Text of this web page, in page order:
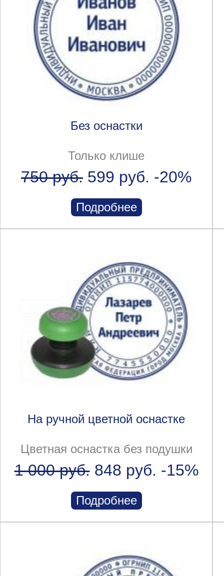
Без оснастки
Только клише
750 руб. 599 руб. -20%
Подробнее
На ручной цветной оснастке
Цветная оснастка без подушки
1 000 руб.848 руб. -15%
Подробнее